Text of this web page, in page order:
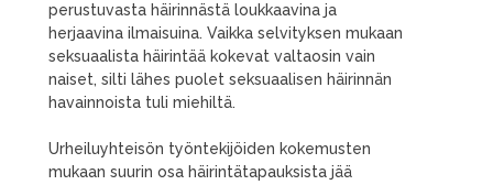
perustuvasta häirinnästä loukkaavina ja
herjaavina ilmaisuina. Vaikka selvityksen mukaan
seksuaalista häirintää kokevat valtaosin vain
naiset, silti lähes puolet seksuaalisen häirinnän
havainnoista tuli miehiltä.
Urheiluyhteisön työntekijöiden kokemusten
mukaan suurin osa häirintätapauksista jää